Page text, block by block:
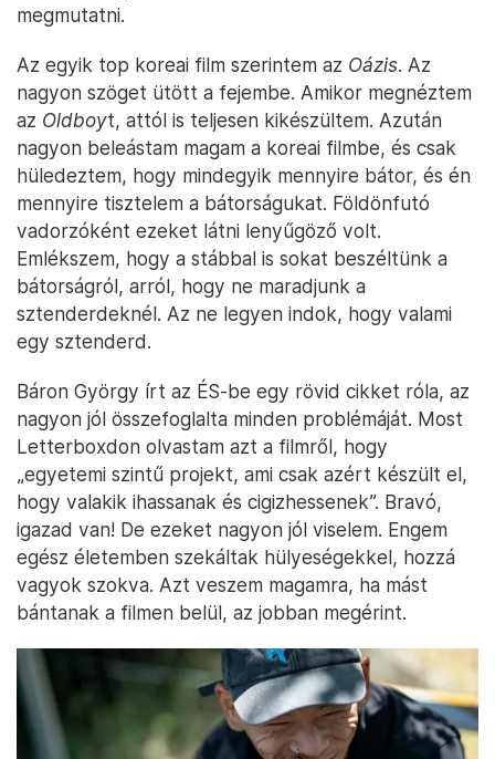
megmutatni.
Az egyik top koreai film szerintem az Oázis. Az
nagyon szöget ütött a fejembe. Amikor megnéztem
az Oldboyt, attól is teljesen kikészültem. Azután
nagyon beleástam magam a koreai filmbe, és csak
hüledeztem, hogy mindegyik mennyire bátor, és én
mennyire tisztelem a bátorságukat. Földönfutó
vadorzóként ezeket látni lenyűgöző volt.
Emlékszem, hogy a stábbal is sokat beszéltünk a
bátorságról, arról, hogy ne maradjunk a
sztenderdeknél. Az ne legyen indok, hogy valami
egy sztenderd.
Báron György írt az ÉS-be egy rövid cikket róla, az
nagyon jól összefoglalta minden problémáját. Most
Letterboxdon olvastam azt a filmről, hogy
„egyetemi szintű projekt, ami csak azért készült el,
hogy valakik ihassanak és cigizhessenek”. Bravó,
igazad van! De ezeket nagyon jól viselem. Engem
egész életemben szekáltak hülyeségekkel, hozzá
vagyok szokva. Azt veszem magamra, ha mást
bántanak a filmen belül, az jobban megérint.